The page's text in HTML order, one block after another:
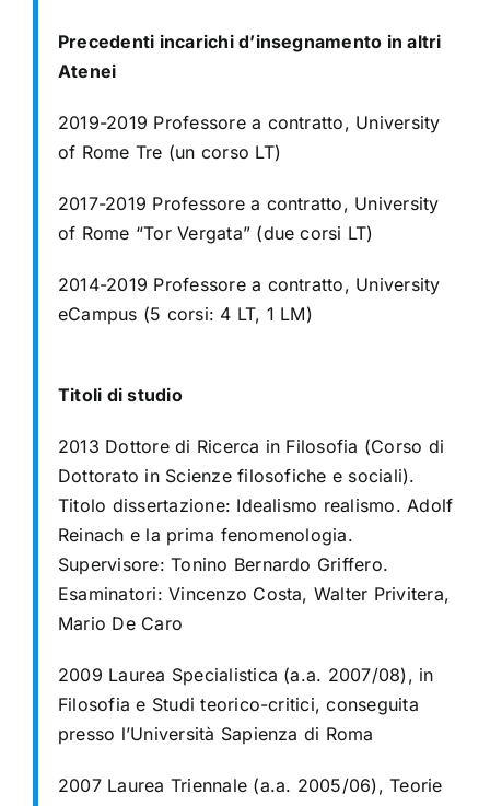
Precedenti incarichi d’insegnamento in altri
Atenei
2019-2019 Professore a contratto, University
of Rome Tre (un corso LT)
2017-2019 Professore a contratto, University
of Rome “Tor Vergata” (due corsi LT)
2014-2019 Professore a contratto, University
eCampus (5 corsi: 4 LT, 1 LM)
Titoli di studio
2013 Dottore di Ricerca in Filosofia (Corso di
Dottorato in Scienze filosofiche e sociali).
Titolo dissertazione: Idealismo realismo. Adolf
Reinach e la prima fenomenologia.
Supervisore: Tonino Bernardo Griffero.
Esaminatori: Vincenzo Costa, Walter Privitera,
Mario De Caro
2009 Laurea Specialistica (a.a. 2007/08), in
Filosofia e Studi teorico-critici, conseguita
presso l’Università Sapienza di Roma
2007 Laurea Triennale (a.a. 2005/06), Teorie